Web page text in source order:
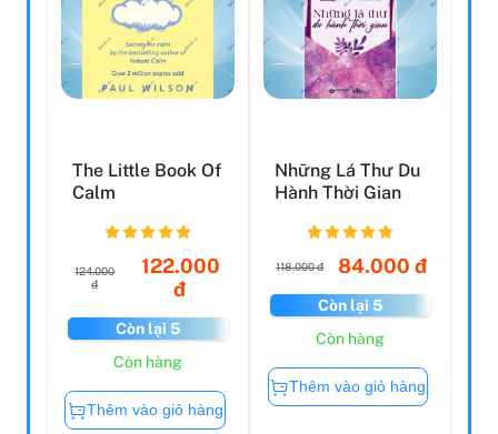
The Little Book Of
Calm
124.000
đ
122.000
đ
Còn lại 5
Còn hàng
Thêm vào giỏ hàng
Những Lá Thư Du
Hành Thời Gian
118.000 đ 84.000 đ
Còn lại 5
Còn hàng
Thêm vào giỏ hàng